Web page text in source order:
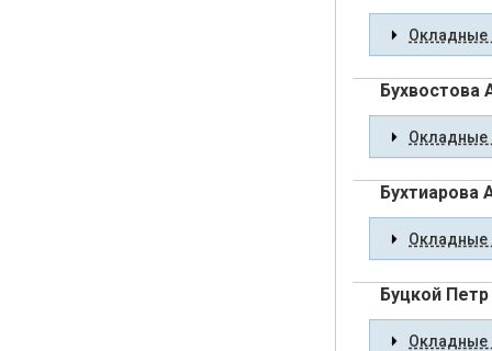
Окладные
Бухвостова
Окладные
Бухтиарова
Окладные
Буцкой
Окладные